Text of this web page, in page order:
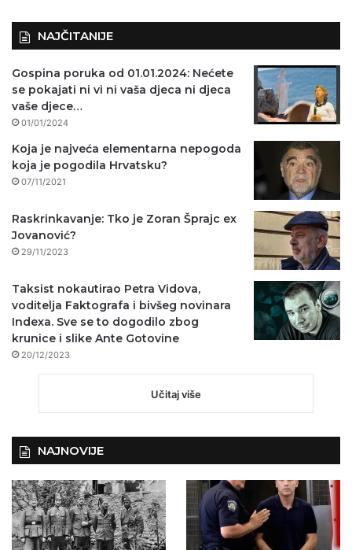
NAJČITANIJE
Gospina poruka od 01.01.2024: Nećete
se pokajati ni vi ni vaša djeca ni djeca
vaše djece…
01/01/2024
Koja je najveća elementarna nepogoda
koja je pogodila Hrvatsku?
07/11/2021
Raskrinkavanje: Tko je Zoran Šprajc ex
Jovanović?
29/11/2023
Taksist nokautirao Petra Vidova,
voditelja Faktografa i bivšeg novinara
Indexa. Sve se to dogodilo zbog
krunice i slike Ante Gotovine
20/12/2023
Učitaj više
NAJNOVIJE